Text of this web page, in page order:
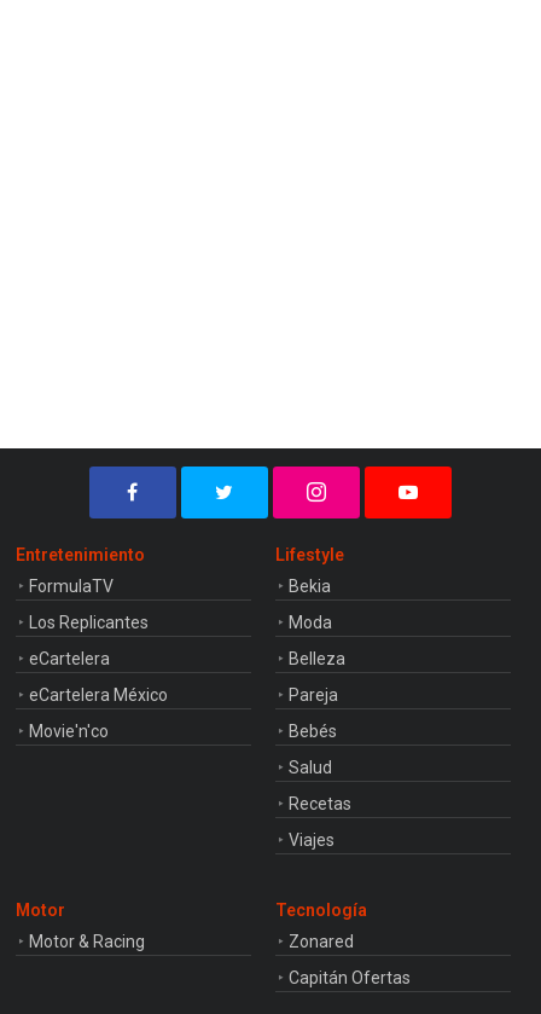
Entretenimiento
FormulaTV
Los Replicantes
eCartelera
eCartelera México
Movie'n'co
Lifestyle
Bekia
Moda
Belleza
Pareja
Bebés
Salud
Recetas
Viajes
Motor
Motor & Racing
Tecnología
Zonared
Capitán Ofertas